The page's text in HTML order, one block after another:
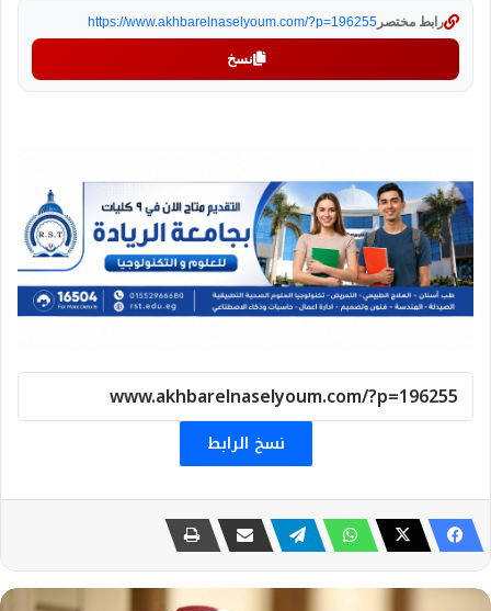
رابط مختصر https://www.akhbarelnaselyoum.com/?p=196255
نسخ
نسخ الرابط